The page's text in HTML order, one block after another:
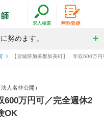
努めます。
【宮城県加美郡加美町】 年収600万
人名非公開）
万円可／完全週休2
OK